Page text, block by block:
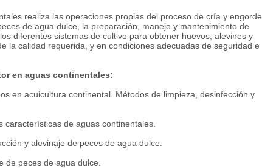
realiza las operaciones propias del proceso de cría y engorde
de agua dulce, la preparación, manejo y mantenimiento de
diferentes sistemas de cultivo para obtener huevos, alevines y
la calidad requerida, y en condiciones adecuadas de seguridad e
en aguas continentales:
en acuicultura continental. Métodos de limpieza, desinfección y
características de aguas continentales.
y alevinaje de peces de agua dulce.
de peces de agua dulce.